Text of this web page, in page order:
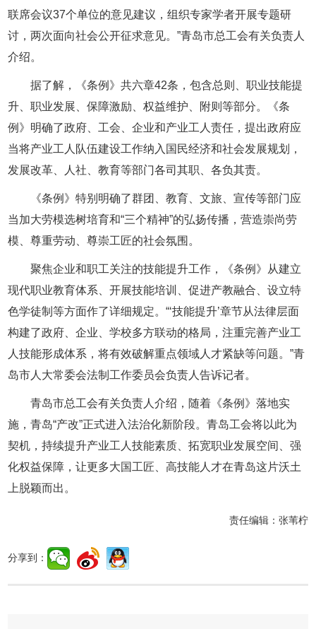
联席会议37个单位的意见建议，组织专家学者开展专题研
讨，两次面向社会公开征求意见。”青岛市总工会有关负责人
介绍。
据了解，《条例》共六章42条，包含总则、职业技能提
升、职业发展、保障激励、权益维护、附则等部分。《条
例》明确了政府、工会、企业和产业工人责任，提出政府应
当将产业工人队伍建设工作纳入国民经济和社会发展规划，
发展改革、人社、教育等部门各司其职、各负其责。
《条例》特别明确了群团、教育、文旅、宣传等部门应
当加大劳模选树培育和“三个精神”的弘扬传播，营造崇尚劳
模、尊重劳动、尊崇工匠的社会氛围。
聚焦企业和职工关注的技能提升工作，《条例》从建立
现代职业教育体系、开展技能培训、促进产教融合、设立特
色学徒制等方面作了详细规定。“‘技能提升’章节从法律层面
构建了政府、企业、学校多方联动的格局，注重完善产业工
人技能形成体系，将有效破解重点领域人才紧缺等问题。”青
岛市人大常委会法制工作委员会负责人告诉记者。
青岛市总工会有关负责人介绍，随着《条例》落地实
施，青岛“产改”正式进入法治化新阶段。青岛工会将以此为
契机，持续提升产业工人技能素质、拓宽职业发展空间、强
化权益保障，让更多大国工匠、高技能人才在青岛这片沃土
上脱颖而出。
责任编辑： 张苇柠
分享到：